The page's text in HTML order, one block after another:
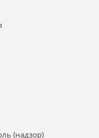
(надзор)